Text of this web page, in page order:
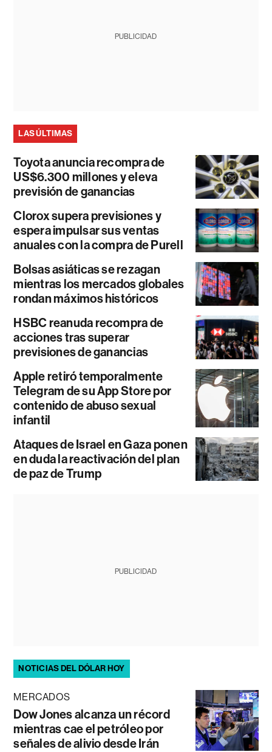
PUBLICIDAD
LAS ÚLTIMAS
Toyota anuncia recompra de
US$6.300 millones y eleva
previsión de ganancias
Clorox supera previsiones y
espera impulsar sus ventas
anuales con la compra de Purell
Bolsas asiáticas se rezagan
mientras los mercados globales
rondan máximos históricos
HSBC reanuda recompra de
acciones tras superar
previsiones de ganancias
Apple retiró temporalmente
Telegram de su App Store por
contenido de abuso sexual
infantil
Ataques de Israel en Gaza ponen
en duda la reactivación del plan
de paz de Trump
PUBLICIDAD
NOTICIAS DEL DÓLAR HOY
MERCADOS
Dow Jones alcanza un récord
mientras cae el petróleo por
señales de alivio desde Irán